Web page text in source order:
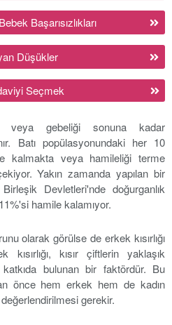
Başarısızlıkları
Düşükler
Seçmek
veya gebeliği sonuna kadar
Batı popülasyonundaki her 10
kalmakta veya hamileliği terme
Yakın zamanda yapılan bir
Devletleri'nde doğurganlık
hamile kalamıyor.
olarak görülse de erkek kısırlığı
kısır çiftlerin yaklaşık
bulunan bir faktördür. Bu
önce hem erkek hem de kadın
gerekir.